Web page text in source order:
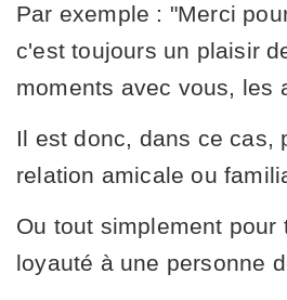
Par exemple : "Merci
c'est toujours un plaisir
moments avec vous, les
Il est donc, dans ce cas,
relation amicale ou
Ou tout simplement pour
loyauté à une personne